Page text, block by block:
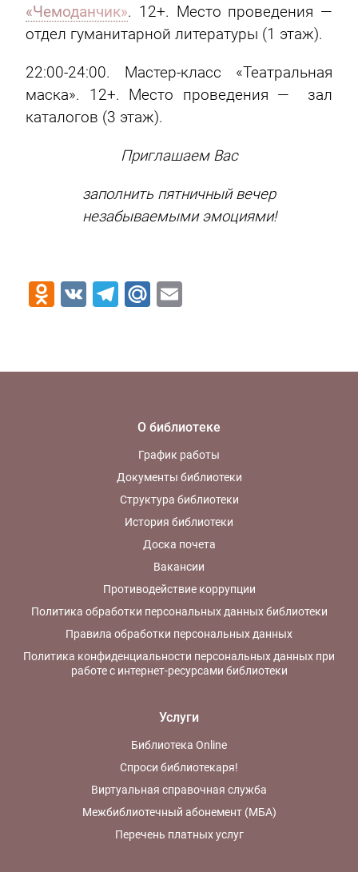
«Чемоданчик». 12+. Место проведения —
отдел гуманитарной литературы (1 этаж).
22:00-24:00. Мастер-класс «Театральная
маска». 12+. Место проведения — зал
каталогов (3 этаж).
Приглашаем Вас
заполнить пятничный вечер
незабываемыми эмоциями!
Odnoklassniki
VK Telegram
Mail.Ru
О библиотеке
График работы
Документы библиотеки
Структура библиотеки
История библиотеки
Доска почета
Вакансии
Противодействие коррупции
Политика обработки персональных данных библиотеки
Правила обработки персональных данных
Политика конфиденциальности персональных данных при
работе с интернет-ресурсами библиотеки
Услуги
Библиотека Online
Спроси библиотекаря!
Виртуальная справочная служба
Межбиблиотечный абонемент (МБА)
Перечень платных услуг